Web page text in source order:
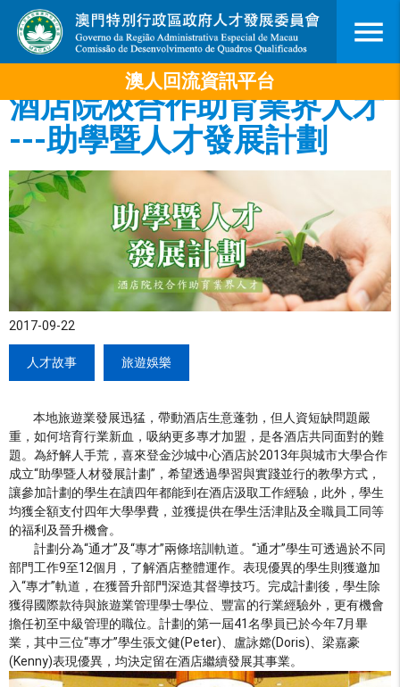
menu
澳人回流資訊平台
酒店院校合作助育業界人才
---助學暨人才發展計劃
2017-09-22
人才故事 旅遊娛樂
本地旅遊業發展迅猛，帶動酒店生意蓬勃，但人資短缺問題嚴
重，如何培育行業新血，吸納更多專才加盟，是各酒店共同面對的難
題。為紓解人手荒，喜來登金沙城中心酒店於2013年與城市大學合作
成立“助學暨人材發展計劃”，希望透過學習與實踐並行的教學方式，
讓參加計劃的學生在讀四年都能到在酒店汲取工作經驗，此外，學生
均獲全額支付四年大學學費，並獲提供在學生活津貼及全職員工同等
的福利及晉升機會。
計劃分為“通才”及“專才”兩條培訓軌道。“通才”學生可透過於不同
部門工作9至12個月，了解酒店整體運作。表現優異的學生則獲邀加
入“專才”軌道，在獲晉升部門深造其督導技巧。完成計劃後，學生除
獲得國際款待與旅遊業管理學士學位、豐富的行業經驗外，更有機會
擔任初至中級管理的職位。計劃的第一屆41名學員已於今年7月畢
業，其中三位“專才”學生張文健(Peter)、盧詠嫦(Doris)、梁嘉豪
(Kenny)表現優異，均決定留在酒店繼續發展其事業。